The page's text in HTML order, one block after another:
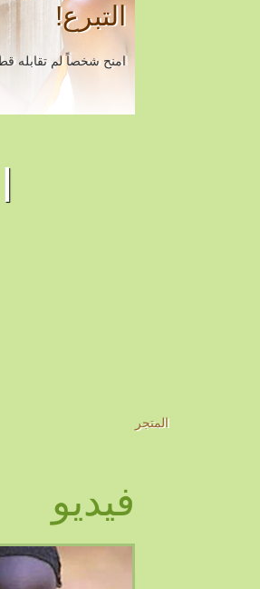
التبرع!
امنح شخصاً لم تقابله
المتجر
فيديو